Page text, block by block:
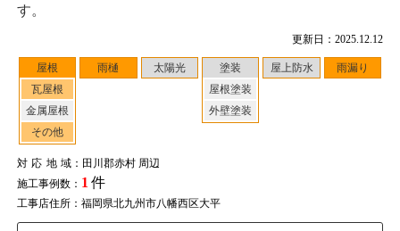
更新日：2025.12.12
屋根
瓦屋根
金属屋根
その他
雨樋 太陽光
塗装
屋根塗装
外壁塗装
屋上防水 雨漏り
対応地域：田川郡赤村 周辺
施工事例数： 1 件
工事店住所：福岡県北九州市八幡西区大平
す。